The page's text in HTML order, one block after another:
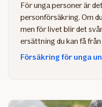
För unga personer är
personförsäkring. Om
men för livet blir det
ersättning du kan få
Försäkring för unga